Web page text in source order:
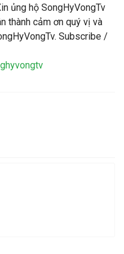
ủng hộ SongHyVongTv
thành cảm ơn quý vị và
Subscribe /